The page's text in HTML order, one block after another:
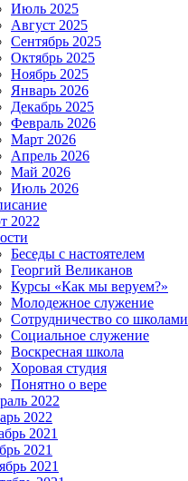
Июль 2025
Август 2025
Сентябрь 2025
Октябрь 2025
Ноябрь 2025
Январь 2026
Декабрь 2025
Февраль 2026
Март 2026
Апрель 2026
Май 2026
Июль 2026
2022
Беседы с настоятелем
Георгий Великанов
Курсы «Как мы веруем?»
Молодежное служение
Сотрудничество со школами
Социальное служение
Воскресная школа
Хоровая студия
Понятно о вере
2022
2022
2021
2021
2021